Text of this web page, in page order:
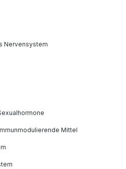
Nervensystem
Mittel